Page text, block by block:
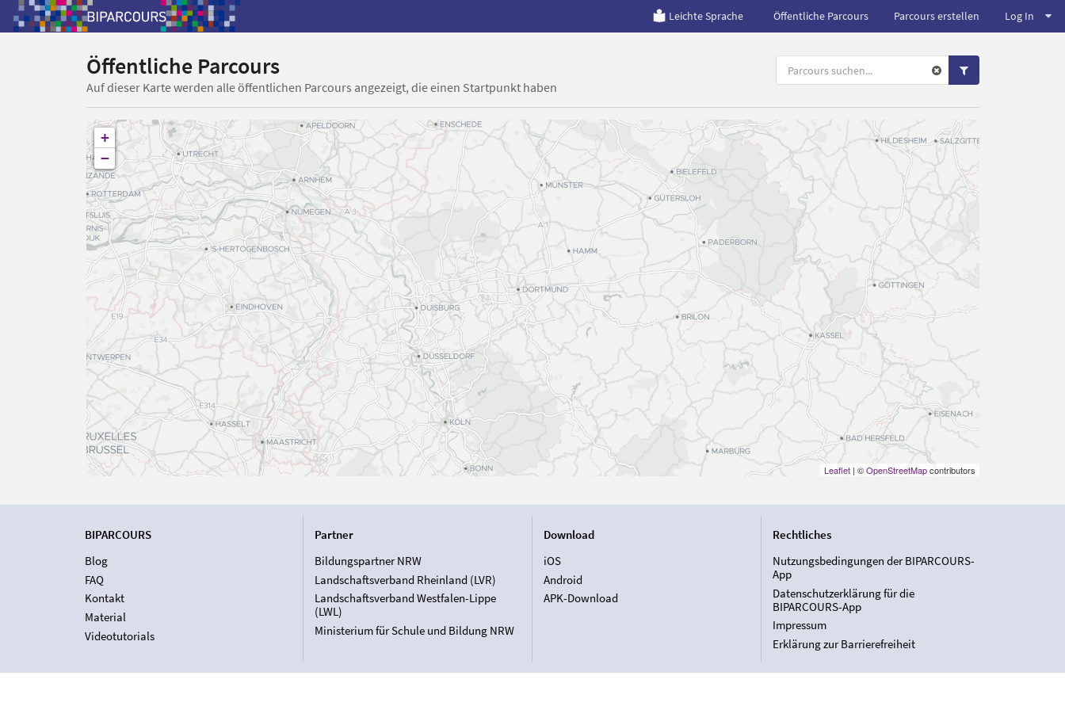
Leichte Sprache Öffentliche Parcours Parcours erstellen Log In
Öffentliche Parcours
Auf dieser Karte werden alle öffentlichen Parcours angezeigt, die einen Startpunkt haben
+
−
Leaflet| ©OpenStreetMapcontributors
BIPARCOURS
Blog
FAQ
Kontakt
Material
Videotutorials
Partner
Bildungspartner NRW
Landschaftsverband Rheinland (LVR)
Landschaftsverband Westfalen-Lippe
(LWL)
Ministerium für Schule und Bildung NRW
Download
iOS
Android
APK-Download
Rechtliches
Nutzungsbedingungen der BIPARCOURS-
App
Datenschutzerklärung für die
BIPARCOURS-App
Impressum
Erklärung zur Barrierefreiheit